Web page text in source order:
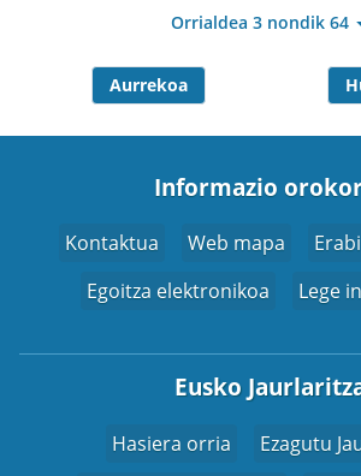
Orrialdea 3 nondik 64
Aurrekoa
Informazio
Kontaktua Web mapa
Egoitza elektronikoa
Lege
Eusko
Hasiera orria
Ezagutu